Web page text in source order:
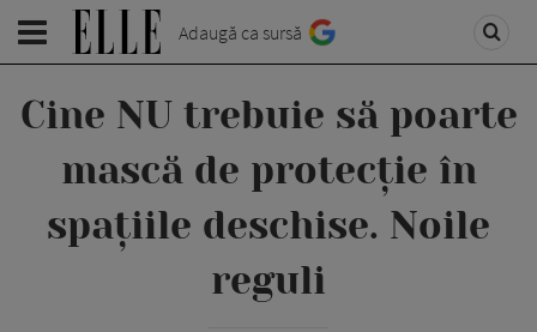
Adaugă ca sursă
Cine NU trebuie să poarte
mască de protecție în
spațiile deschise. Noile
reguli